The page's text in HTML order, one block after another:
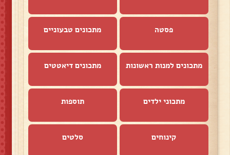
פסטה מתכונים טבעוניים
מתכונים למנות ראשונות מתכונים דיאטטים
מתכוני ילדים תוספות
קינוחים סלטים